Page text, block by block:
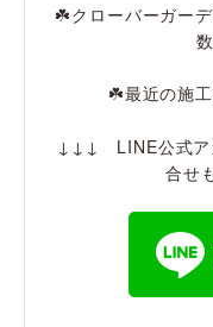
☘️クローバーガー
☘️最近の施
↓↓↓ LINE公式ア
合せ